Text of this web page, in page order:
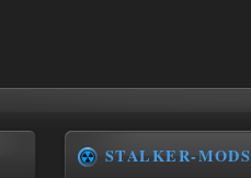
STALKER-MODS